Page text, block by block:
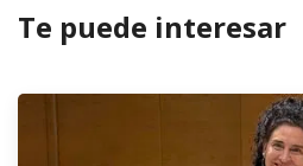
Te puede interesar